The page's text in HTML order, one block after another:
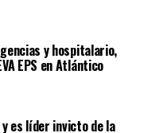
y hospitalario,
EPS en Atlántico
es líder invicto de la